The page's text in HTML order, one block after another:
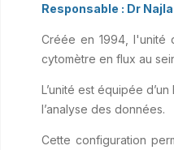
Responsable : Dr
Créée en 1994, l'unité
cytomètre en flux au
L’unité est équipée
l’analyse des données.
Cette configuration